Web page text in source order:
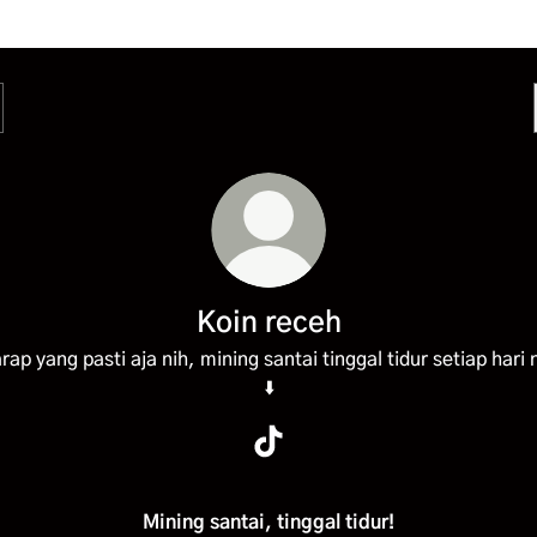
Koin receh
yang pasti aja nih, mining santai tinggal tidur setiap hari
⬇️
Mining santai, tinggal tidur!